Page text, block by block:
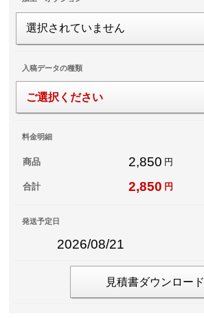
選択されていません
入稿データの種類
ご選択ください
料金明細
商品 2,850 円
合計 2,850 円
発送予定日
2026/08/21
見積書ダウンロード